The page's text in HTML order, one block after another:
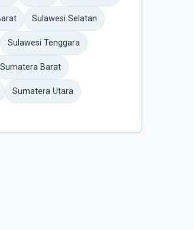
Sulawesi Selatan
Sulawesi Tenggara
Sumatera Barat
Sumatera Utara